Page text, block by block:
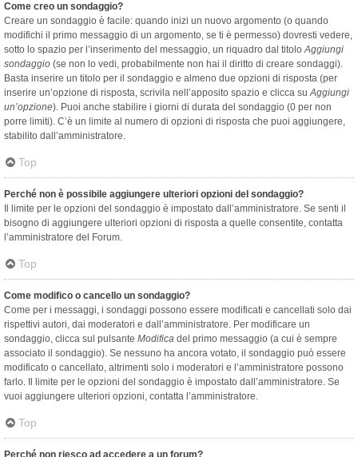
Come creo un sondaggio?
Creare un sondaggio è facile: quando inizi un nuovo argomento (o quando
modifichi il primo messaggio di un argomento, se ti è permesso) dovresti vedere,
sotto lo spazio per l’inserimento del messaggio, un riquadro dal titoloAggiungi
sondaggio (se non lo vedi, probabilmente non hai il diritto di creare sondaggi).
Basta inserire un titolo per il sondaggio e almeno due opzioni di risposta (per
inserire un’opzione di risposta, scrivila nell’apposito spazio e clicca suAggiungi
un’opzione). Puoi anche stabilire i giorni di durata del sondaggio (0 per non
porre limiti). C’è un limite al numero di opzioni di risposta che puoi aggiungere,
stabilito dall’amministratore.
Top
Perché non è possibile aggiungere ulteriori opzioni del sondaggio?
Il limite per le opzioni del sondaggio è impostato dall’amministratore. Se senti il
bisogno di aggiungere ulteriori opzioni di risposta a quelle consentite, contatta
l’amministratore del Forum.
Top
Come modifico o cancello un sondaggio?
Come per i messaggi, i sondaggi possono essere modificati e cancellati solo dai
rispettivi autori, dai moderatori e dall’amministratore. Per modificare un
sondaggio, clicca sul pulsante Modifica del primo messaggio (a cui è sempre
associato il sondaggio). Se nessuno ha ancora votato, il sondaggio può essere
modificato o cancellato, altrimenti solo i moderatori e l’amministratore possono
farlo. Il limite per le opzioni del sondaggio è impostato dall’amministratore. Se
vuoi aggiungere ulteriori opzioni, contatta l’amministratore.
Top
Perché non riesco ad accedere a un forum?